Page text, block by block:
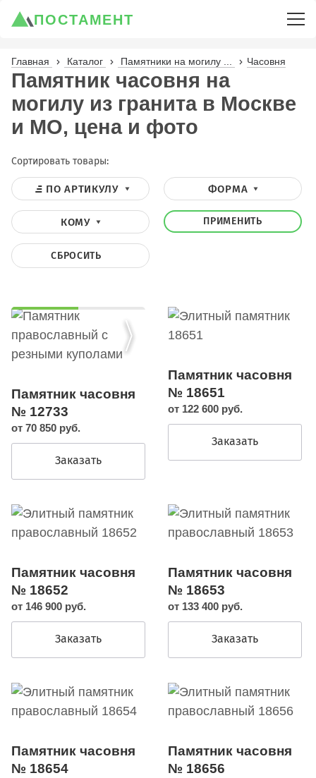
ПОСТАМЕНТ
Главная Каталог Памятники на могилу ... Часовня
Памятник часовня на
могилу из гранита в Москве
и МО, цена и фото
Сортировать товары:
ПО АРТИКУЛУ ФОРМА
КОМУ ПРИМЕНИТЬ
СБРОСИТЬ
Памятник часовня
№ 12733
от 70 850 руб.
Заказать
Памятник часовня
№ 18651
от 122 600 руб.
Заказать
Памятник часовня
№ 18652
от 146 900 руб.
Заказать
Памятник часовня
№ 18653
от 133 400 руб.
Заказать
Памятник часовня
№ 18654
Памятник часовня
№ 18656